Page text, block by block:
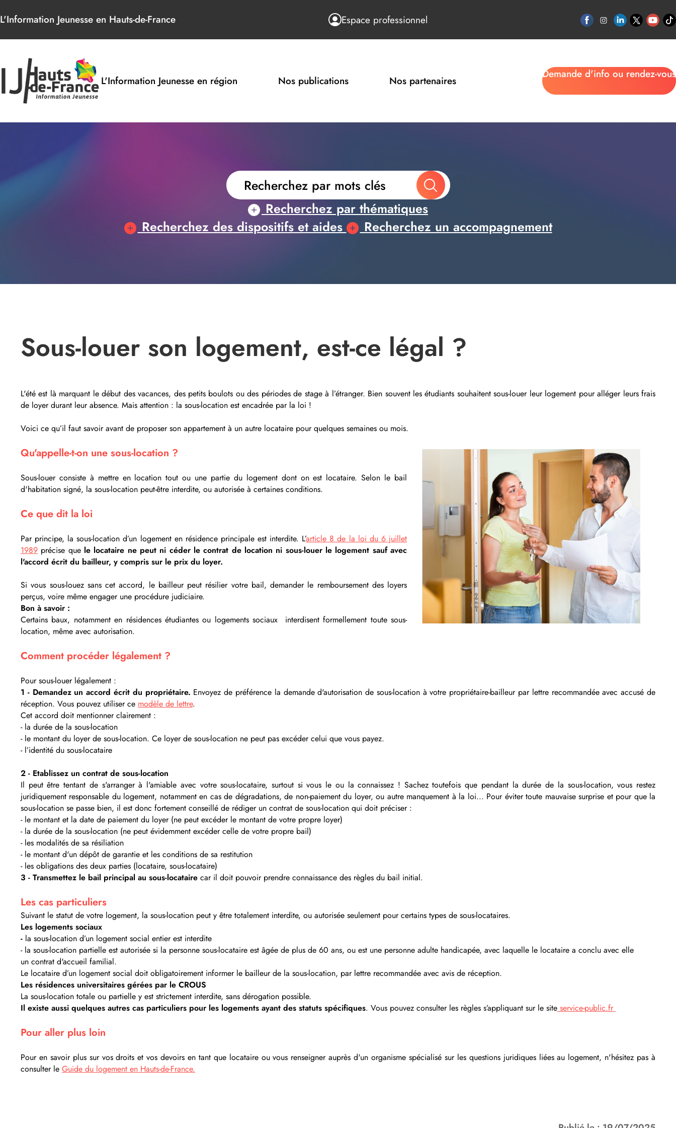
L'Information Jeunesse en Hauts-de-France Espace professionnel
L'Information Jeunesse en région Nos publications Nos partenaires
Demande d'info ou rendez-vous
Recherchez par thématiques
Recherchez des dispositifs et aides
Recherchez un accompagnement
Sous-louer son logement, est-ce légal ?
L'été est là marquant le début des vacances, des petits boulots ou des périodes de stage à l’étranger. Bien souvent les étudiants souhaitent sous-louer leur logement pour alléger leurs frais
de loyer durant leur absence. Mais attention : la sous-location est encadrée par la loi !
Voici ce qu’il faut savoir avant de proposer son appartement à un autre locataire pour quelques semaines ou mois.
Qu'appelle-t-on une sous-location ?
Sous-louer consiste à mettre en location tout ou une partie du logement dont on est locataire. Selon le bail
d'habitation signé, la sous-location peut-être interdite, ou autorisée à certaines conditions.
Ce que dit la loi
Par principe, la sous-location d’un logement en résidence principale est interdite. L’article 8 de la loi du 6 juillet
1989 précise quele locataire ne peut ni céder le contrat de location ni sous-louer le logement sauf avec
l'accord écrit du bailleur, y compris sur le prix du loyer.
Si vous sous-louez sans cet accord, le bailleur peut résilier votre bail, demander le remboursement des loyers
perçus, voire même engager une procédure judiciaire.
Bon à savoir :
Certains baux, notamment en résidences étudiantes ou logements sociaux interdisent formellement toute sous-
location, même avec autorisation.
Comment procéder légalement ?
Pour sous-louer légalement :
1 - Demandez un accord écrit du propriétaire. Envoyez de préférence la demande d'autorisation de sous-location à votre propriétaire-bailleur par lettre recommandée avec accusé de
réception. Vous pouvez utiliser ce modèle de lettre.
Cet accord doit mentionner clairement :
- la durée de la sous-location
- le montant du loyer de sous-location. Ce loyer de sous-location ne peut pas excéder celui que vous payez.
- l’identité du sous-locataire
2 - Etablissez un contrat de sous-location
Il peut être tentant de s'arranger à l'amiable avec votre sous-locataire, surtout si vous le ou la connaissez ! Sachez toutefois que pendant la durée de la sous-location, vous restez
juridiquement responsable du logement, notamment en cas de dégradations, de non-paiement du loyer, ou autre manquement à la loi... Pour éviter toute mauvaise surprise et pour que la
sous-location se passe bien, il est donc fortement conseillé de rédiger un contrat de sous-location qui doit préciser :
- le montant et la date de paiement du loyer (ne peut excéder le montant de votre propre loyer)
- la durée de la sous-location (ne peut évidemment excéder celle de votre propre bail)
- les modalités de sa résiliation
- le montant d'un dépôt de garantie et les conditions de sa restitution
- les obligations des deux parties (locataire, sous-locataire)
3 - Transmettez le bail principal au sous-locataire car il doit pouvoir prendre connaissance des règles du bail initial.
Les cas particuliers
Suivant le statut de votre logement, la sous-location peut y être totalement interdite, ou autorisée seulement pour certains types de sous-locataires.
Les logements sociaux
- la sous-location d’un logement social entier est interdite
- la sous-location partielle est autorisée si la personne sous-locataire est âgée de plus de 60 ans, ou est une personne adulte handicapée, avec laquelle le locataire a conclu avec elle
un contrat d'accueil familial.
Le locataire d’un logement social doit obligatoirement informer le bailleur de la sous-location, par lettre recommandée avec avis de réception.
Les résidences universitaires gérées par le CROUS
La sous-location totale ou partielle y est strictement interdite, sans dérogation possible.
Il existe aussi quelques autres cas particuliers pour les logements ayant des statuts spécifiques. Vous pouvez consulter les règles s’appliquant sur le site service-public.fr
Pour aller plus loin
Pour en savoir plus sur vos droits et vos devoirs en tant que locataire ou vous renseigner auprès d'un organisme spécialisé sur les questions juridiques liées au logement, n'hésitez pas à
consulter le Guide du logement en Hauts-de-France.